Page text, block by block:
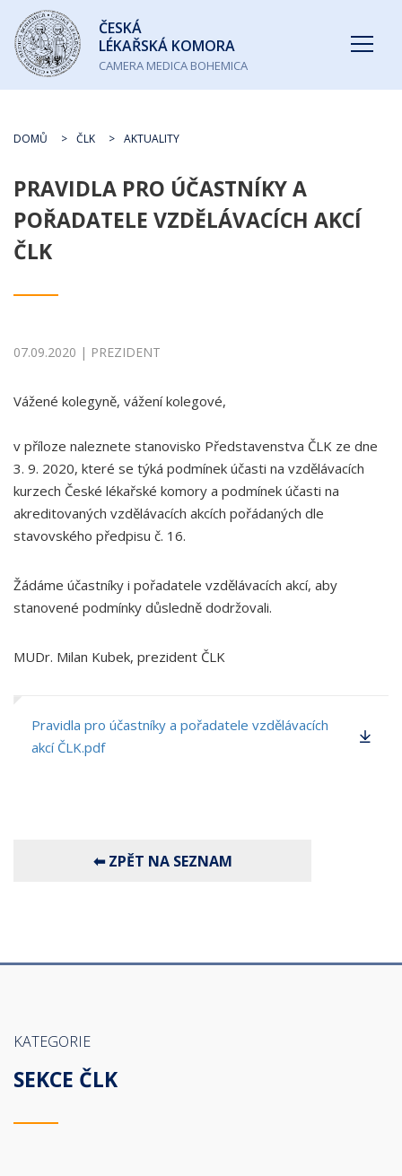
Česká
lékařská
komora
ČESKÁ
LÉKAŘSKÁ KOMORA
CAMERA MEDICA BOHEMICA
DOMŮ ČLK AKTUALITY
PRAVIDLA PRO ÚČASTNÍKY A
POŘADATELE VZDĚLÁVACÍCH AKCÍ
ČLK
07.09.2020 | PREZIDENT
Vážené kolegyně, vážení kolegové,
v příloze naleznete stanovisko Představenstva ČLK ze dne
3. 9. 2020, které se týká podmínek účasti na vzdělávacích
kurzech České lékařské komory a podmínek účasti na
akreditovaných vzdělávacích akcích pořádaných dle
stavovského předpisu č. 16.
Žádáme účastníky i pořadatele vzdělávacích akcí, aby
stanovené podmínky důsledně dodržovali.
MUDr. Milan Kubek, prezident ČLK
Pravidla pro účastníky a pořadatele vzdělávacích
akcí ČLK.pdf
KATEGORIE
SEKCE ČLK